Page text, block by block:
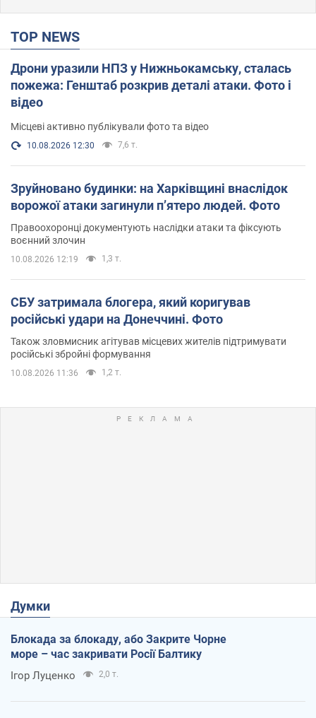
TOP NEWS
Дрони уразили НПЗ у Нижньокамську, сталась
пожежа: Генштаб розкрив деталі атаки. Фото і
відео
Місцеві активно публікували фото та відео
10.08.2026 12:30 7,6 т.
Зруйновано будинки: на Харківщині внаслідок
ворожої атаки загинули п’ятеро людей. Фото
Правоохоронці документують наслідки атаки та фіксують
воєнний злочин
10.08.2026 12:19 1,3 т.
СБУ затримала блогера, який коригував
російські удари на Донеччині. Фото
Також зловмисник агітував місцевих жителів підтримувати
російські збройні формування
10.08.2026 11:36 1,2 т.
Думки
Блокада за блокаду, або Закрите Чорне
море – час закривати Росії Балтику
Ігор Луценко 2,0 т.